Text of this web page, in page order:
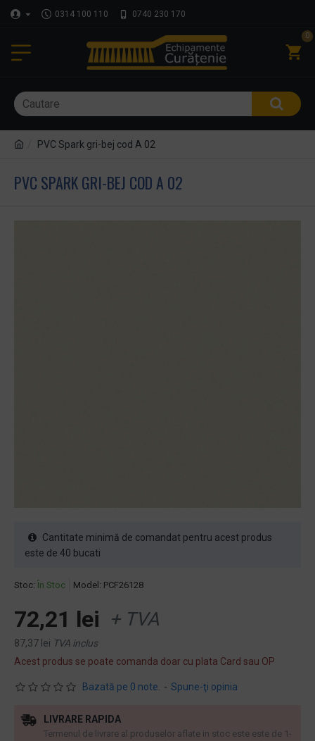
0314 100 110 0740 230 170
0
PVC Spark gri-bej cod A 02
PVC SPARK GRI-BEJ COD A 02
Stoc: În Stoc Model: PCF26128
Bazată pe 0 note. - Spune-ţi opinia
72,21 lei + TVA
87,37 lei TVA inclus
Acest produs se poate comanda doar cu plata Card sau OP
Cantitate minimă de comandat pentru acest produs
este de 40 bucati
LIVRARE RAPIDA
Termenul de livrare al produselor aflate in stoc este este de 1-